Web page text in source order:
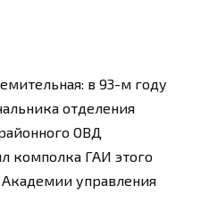
в 93-м году
отделения
ОВД
комполка ГАИ этого
Академии управления